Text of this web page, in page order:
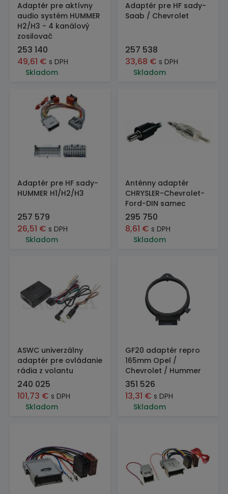
Adaptér pre aktívny
audio systém HUMMER
H2/H3 - 4 kanálový
zosilovač
253 140
49,61 € s DPH
Skladom
Adaptér pre HF sady-
Saab / Chevrolet
257 538
33,68 € s DPH
Skladom
Adaptér pre HF sady-
HUMMER H1/H2/H3
257 579
26,51 € s DPH
Skladom
Anténny adaptér
CHRYSLER-Chevrolet-
Ford-DIN samec
295 750
8,61 € s DPH
Skladom
ASWC univerzálny
adaptér pre ovládanie
rádia z volantu
240 025
101,73 € s DPH
Skladom
GF20 adaptér repro
165mm Opel /
Chevrolet / Hummer
351 526
13,31 € s DPH
Skladom